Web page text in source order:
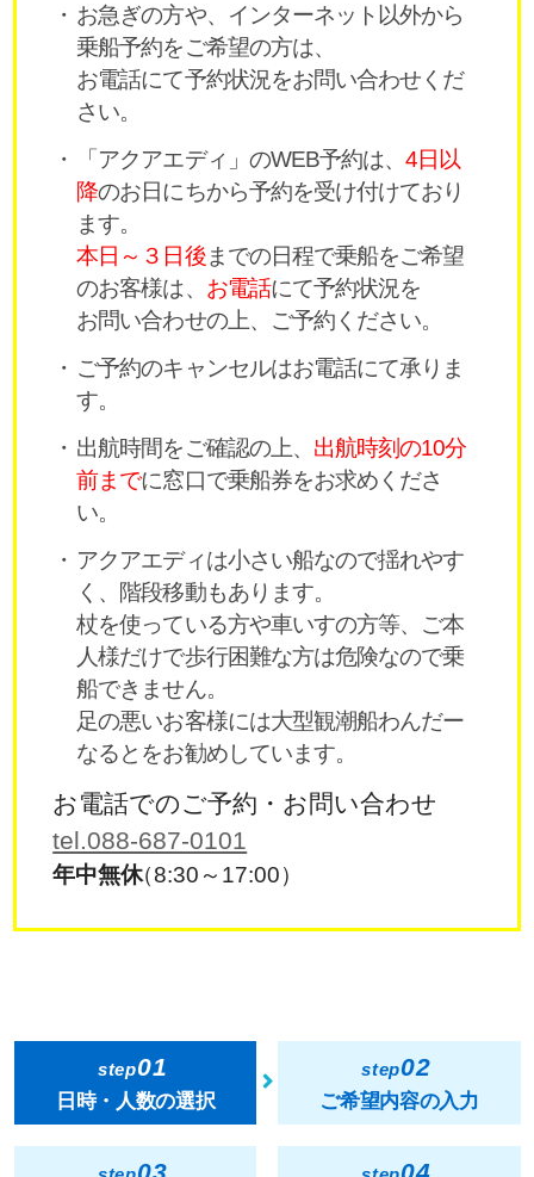
お急ぎの方や、インターネット以外から
乗船予約をご希望の方は、
お電話にて予約状況をお問い合わせくだ
さい。
「アクアエディ」のWEB予約は、4日以
降のお日にちから予約を受け付けており
ます。
本日～３日後までの日程で乗船をご希望
のお客様は、 お電話にて予約状況を
お問い合わせの上、ご予約ください。
ご予約のキャンセルはお電話にて承りま
す。
出航時間をご確認の上、 出航時刻の10分
前までに窓口で乗船券をお求めくださ
い。
アクアエディは小さい船なので揺れやす
く、階段移動もあります。
杖を使っている方や車いすの方等、ご本
人様だけで歩行困難な方は危険なので乗
船できません。
足の悪いお客様には大型観潮船わんだー
なるとをお勧めしています。
お電話でのご予約・お問い合わせ
tel.088-687-0101
年中無休（8:30～17:00）
step01
日時・人数の選択
step02
ご希望内容の入力